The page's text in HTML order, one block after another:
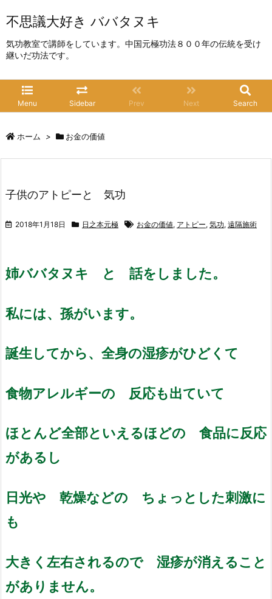
不思議大好き ババタヌキ
気功教室で講師をしています。中国元極功法８００年の伝統を受け
継いだ功法です。
Menu Sidebar Prev Next Search
ホーム > お金の価値
子供のアトピーと 気功
2018年1月18日 日之本元極 お金の価値, アトピー, 気功, 遠隔施術
姉ババタヌキ と 話をしました。
私には、孫がいます。
誕生してから、全身の湿疹がひどくて
食物アレルギーの 反応も出ていて
ほとんど全部といえるほどの 食品に反応
があるし
日光や 乾燥などの ちょっとした刺激に
も
大きく左右されるので 湿疹が消えること
がありません。